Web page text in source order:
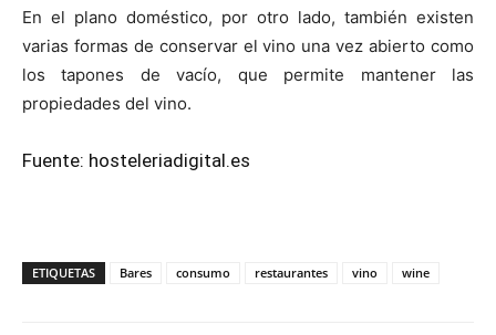
En el plano doméstico, por otro lado, también existen
varias formas de conservar el vino una vez abierto como
los tapones de vacío, que permite mantener las
propiedades del vino.
Fuente: hosteleriadigital.es
ETIQUETAS Bares consumo restaurantes vino wine